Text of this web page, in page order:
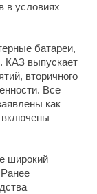
в условиях
батареи,
КАЗ выпускает
вторичного
Все
как
включены
широкий